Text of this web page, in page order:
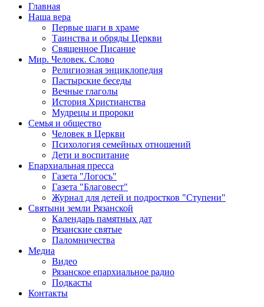
Главная
Наша вера
Первые шаги в храме
Таинства и обряды Церкви
Священное Писание
Мир. Человек. Слово
Религиозная энциклопедия
Пастырские беседы
Вечные глаголы
История Христианства
Мудрецы и пророки
Семья и общество
Человек в Церкви
Психология семейных отношений
Дети и воспитание
Епархиальная пресса
Газета "Логосъ"
Газета "Благовест"
Журнал для детей и подростков "Ступени"
Святыни земли Рязанской
Календарь памятных дат
Рязанские святые
Паломничества
Медиа
Видео
Рязанское епархиальное радио
Подкасты
Контакты